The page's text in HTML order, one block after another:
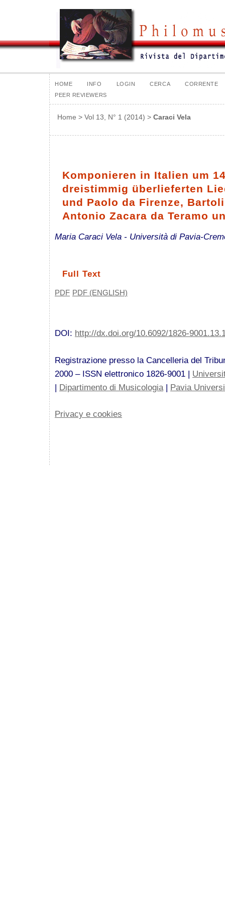
HOME INFO LOGIN CERCA
CORRENTE
PEER REVIEWERS
Home > Vol 13, N° 1 (2014) > Caraci Vela
Komponieren in Italien um
dreistimmig überlieferten
und Paolo da Firenze,
Antonio Zacara da Teramo
Maria Caraci Vela - Università di Pavia-
Full Text
PDF PDF (ENGLISH)
DOI: http://dx.doi.org/10.6092/1826-
Registrazione presso la Cancelleria del
2000 – ISSN elettronico 1826-9001 |
| Dipartimento di Musicologia | Pavia
Privacy e cookies